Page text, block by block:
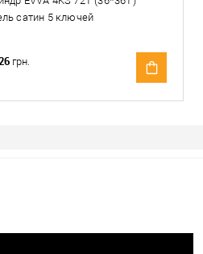
сатин 5 ключей
грн.